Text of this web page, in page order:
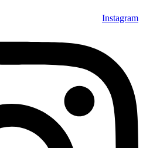
Instagram